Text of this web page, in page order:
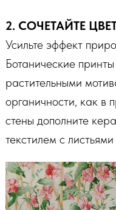
2. СОЧЕТАЙТЕ
Усильте эффект
Ботанические
растительными
органичности, как в
стены дополните
текстилем с